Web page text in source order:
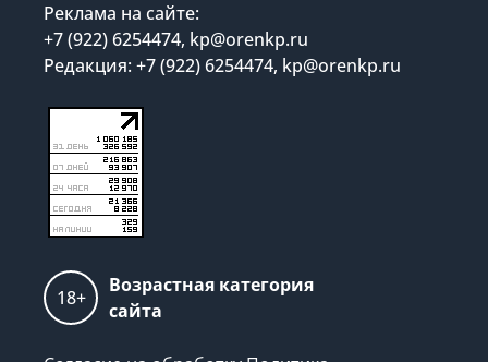
Реклама на сайте:
+7 (922) 6254474, kp@orenkp.ru
Редакция: +7 (922) 6254474, kp@orenkp.ru
18+
Возрастная категория
сайта